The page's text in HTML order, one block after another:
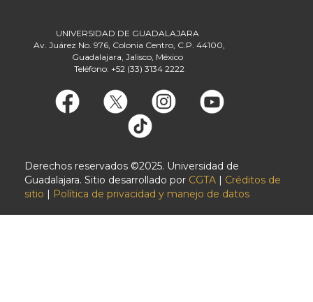
UNIVERSIDAD DE GUADALAJARA
Av. Juárez No. 976, Colonia Centro, C.P. 44100,
Guadalajara, Jalisco, México
Teléfono: +52 (33) 3134 2222
Derechos reservados ©2025. Universidad de
Guadalajara. Sitio desarrollado por CGTA | Créditos de
sitio | Política de privacidad y manejo de datos